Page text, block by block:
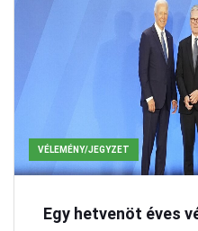
VÉLEMÉNY/JEGYZET
Egy hetvenöt éves